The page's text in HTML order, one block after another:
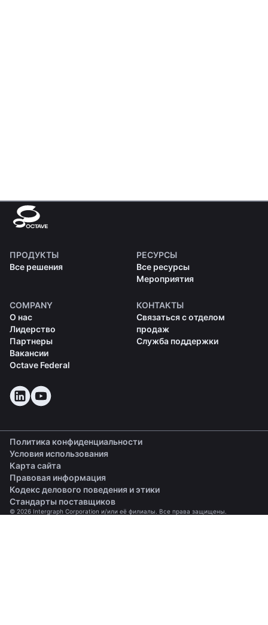
ПРОДУКТЫ
Все решения
РЕСУРСЫ
Все ресурсы
Мероприятия
COMPANY
О нас
Лидерство
Партнеры
Вакансии
Octave Federal
КОНТАКТЫ
Связаться с отделом
продаж
Служба поддержки
Политика конфиденциальности
Условия использования
Карта сайта
Правовая информация
Кодекс делового поведения и этики(opens in a new tab)
Стандарты поставщиков(opens in a new tab)
© 2026 Intergraph Corporation и/или её филиалы. Все права защищены.